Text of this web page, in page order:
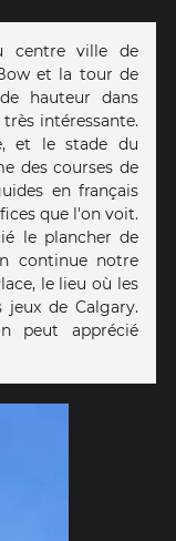
centre ville de
et la tour de
hauteur dans
intéressante.
et le stade du
des courses de
en français
que l'on voit.
le plancher de
continue notre
le lieu où les
de Calgary.
peut apprécié